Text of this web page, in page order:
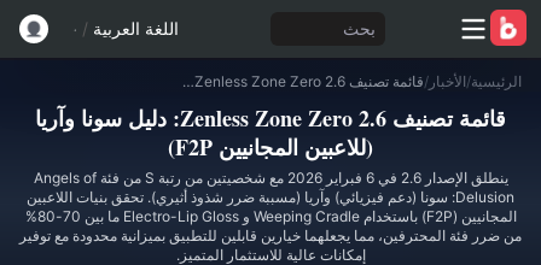
بحث اللغة العربية /
الرئيسية/الأخبار / قائمة تصنيف Zenless Zone Zero 2.6: دليل سونا وآريا (للاعبين المجانيين F2P)
قائمة تصنيف Zenless Zone Zero 2.6: دليل سونا وآريا
(للاعبين المجانيين F2P)
ينطلق الإصدار 2.6 في 6 فبراير 2026 مع شخصيتين من رتبة S من فئة Angels of
Delusion: سونا (دعم فيزيائي) وآريا (مسببة ضرر شذوذ أثيري). تحقق بنيات اللاعبين
المجانيين (F2P) باستخدام Weeping Cradle و Electro-Lip Gloss ما بين 70-80%
من ضرر فئة المحترفين، مما يجعلهما خيارين قابلين للتطبيق بميزانية محدودة مع توفير
إمكانات عالية للاستثمار المتميز.